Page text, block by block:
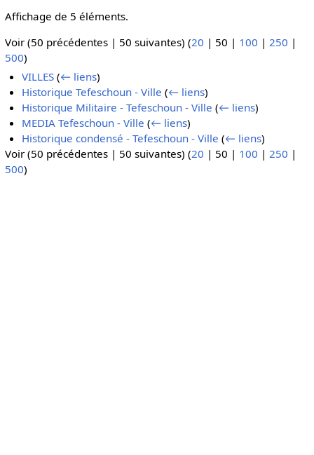
Affichage de 5 éléments.
Voir (50 précédentes| 50 suivantes) (20 | 50 | 100 | 250 |
500)
VILLES (← liens)
Historique Tefeschoun - Ville (← liens)
Historique Militaire - Tefeschoun - Ville (← liens)
MEDIA Tefeschoun - Ville (← liens)
Historique condensé - Tefeschoun - Ville (← liens)
Voir (50 précédentes| 50 suivantes) (20 | 50 | 100 | 250 |
500)